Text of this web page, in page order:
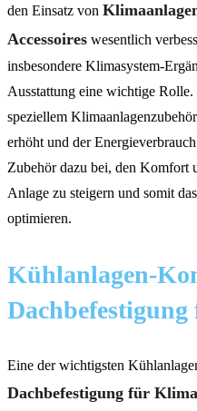
den Einsatz von
Accessoires wesentlich
insbesondere Klimasystem-
Ausstattung eine wichtige
speziellem
erhöht und der
Zubehör dazu bei, den Komfort
Anlage zu steigern und somit
optimieren.
Kühlanlagen-
Eine der wichtigsten
Dachbefestigung für